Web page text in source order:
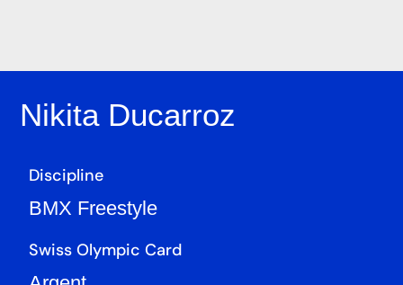
Nikita Ducarroz
Discipline
BMX Freestyle
Swiss Olympic Card